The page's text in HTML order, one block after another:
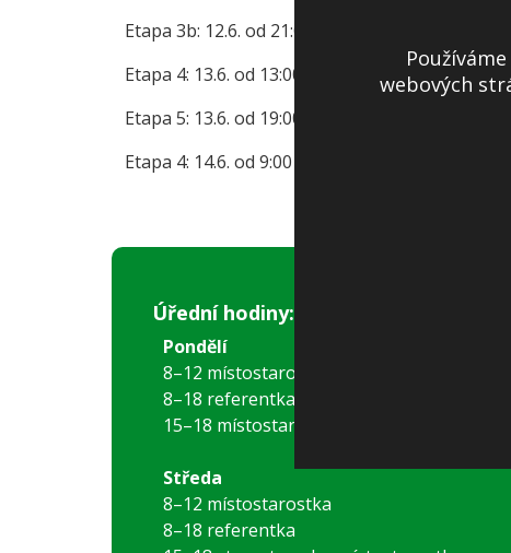
Etapa 3b: 12.6. od 21:00 – 14.6. do 03:00
Etapa 4: 13.6. od 13:00 – do 19:00
Podrobnosti v
Etapa 5: 13.6. od 19:00 – do 14.6. do 9:00
Etapa 4: 14.6. od 9:00 – do 15:00
Úřední hodiny:
Pondělí
8–12 místostarostka
8–18 referentka
15–18 místostarostka
Středa
8–12 místostarostka
8–18 referentka
webových